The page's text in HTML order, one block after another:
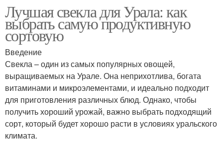
Лучшая свекла для Урала: как
выбрать самую продуктивную
сортовую
Введение
Свекла – один из самых популярных овощей,
выращиваемых на Урале. Она неприхотлива, богата
витаминами и микроэлементами, и идеально подходит
для приготовления различных блюд. Однако, чтобы
получить хороший урожай, важно выбрать подходящий
сорт, который будет хорошо расти в условиях уральского
климата.